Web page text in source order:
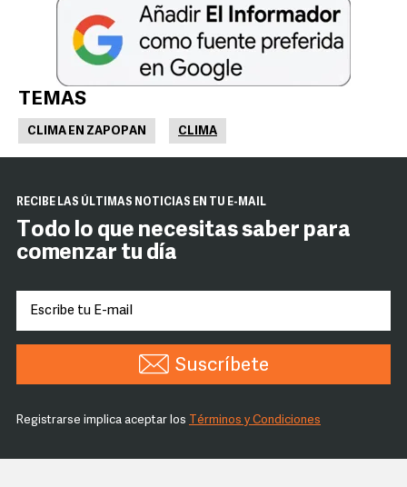
TEMAS
CLIMA EN ZAPOPAN CLIMA
RECIBE LAS ÚLTIMAS NOTICIAS EN TU E-MAIL
Todo lo que necesitas saber para
comenzar tu día
Suscríbete
Registrarse implica aceptar los Términos y Condiciones